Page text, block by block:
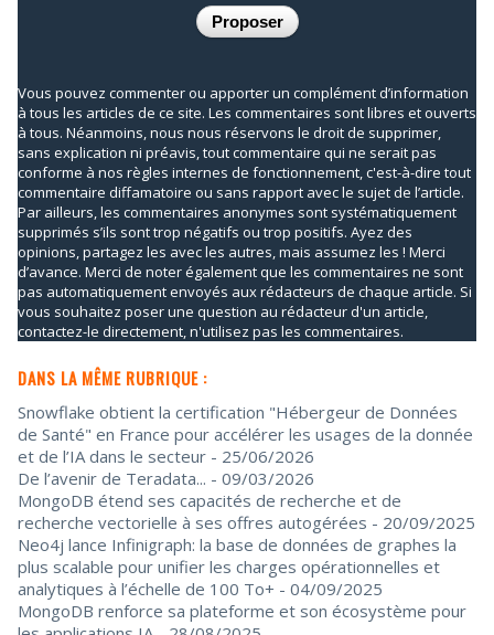
Vous pouvez commenter ou apporter un complément d’information
à tous les articles de ce site. Les commentaires sont libres et ouverts
à tous. Néanmoins, nous nous réservons le droit de supprimer,
sans explication ni préavis, tout commentaire qui ne serait pas
conforme à nos règles internes de fonctionnement, c'est-à-dire tout
commentaire diffamatoire ou sans rapport avec le sujet de l’article.
Par ailleurs, les commentaires anonymes sont systématiquement
supprimés s’ils sont trop négatifs ou trop positifs. Ayez des
opinions, partagez les avec les autres, mais assumez les ! Merci
d’avance. Merci de noter également que les commentaires ne sont
pas automatiquement envoyés aux rédacteurs de chaque article. Si
vous souhaitez poser une question au rédacteur d'un article,
contactez-le directement, n'utilisez pas les commentaires.
DANS LA MÊME RUBRIQUE :
Snowflake obtient la certification "Hébergeur de Données
de Santé" en France pour accélérer les usages de la donnée
et de l’IA dans le secteur - 25/06/2026
De l’avenir de Teradata... - 09/03/2026
MongoDB étend ses capacités de recherche et de
recherche vectorielle à ses offres autogérées - 20/09/2025
Neo4j lance Infinigraph: la base de données de graphes la
plus scalable pour unifier les charges opérationnelles et
analytiques à l’échelle de 100 To+ - 04/09/2025
MongoDB renforce sa plateforme et son écosystème pour